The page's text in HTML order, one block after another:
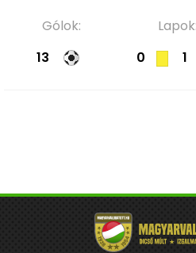
Gólok:
13
Lapok:
0
1